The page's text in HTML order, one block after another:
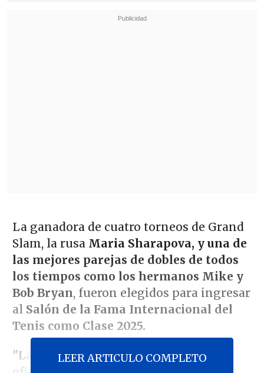
La ganadora de cuatro torneos de Grand
Slam, la rusa Maria Sharapova, y una de
las mejores parejas de dobles de todos
los tiempos como los hermanos Mike y
Bob Bryan, fueron elegidos para ingresar
al Salón de la Fama Internacional del
Tenis como Clase 2025.
"La Clase de 2025 será admitida
LEER ARTICULO COMPLETO